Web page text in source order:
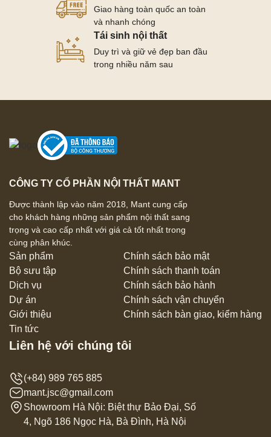
Giao hàng toàn quốc an toàn
và nhanh chóng
Tái sinh nội thất
Duy trì và giữ vẻ đẹp ban đầu
trong nhiều năm sau
CÔNG TY CỔ PHẦN NỘI THẤT MANT
Được thành lập vào năm 2018, Mant cung cấp
cho khách hàng những sản phẩm nội thất sang
trọng và cao cấp nhất với giá cả tốt nhất trong
cùng phân khúc.
Sản phẩm
Bộ sưu tập
Dịch vụ
Dự án
Giới thiệu
Tin tức
Chính sách bảo mật
Chính sách thanh toán
Chính sách bảo hành
Chính sách vận chuyển
Chính sách bàn giao, kiểm hàng
Liên hệ với chúng tôi
(+84) 989 765 885
mant.jsc@gmail.com
Showroom Hà Nội: Biệt thự Bảo Đại, Số
4, Ngõ 186 Ngọc Hà, Bà Đình, Hà Nội